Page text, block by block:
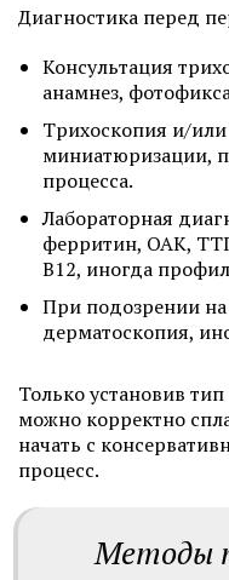
Диагностика перед
Консультация
анамнез,
Трихоскопия и/
миниатюризации,
процесса.
Лабораторная
ферритин, ОАК,
B12, иногда
При подозрении
дерматоскопия,
Только установив
можно корректно
начать с
процесс.
Методы